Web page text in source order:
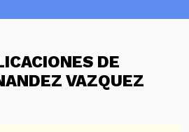
DE
VAZQUEZ